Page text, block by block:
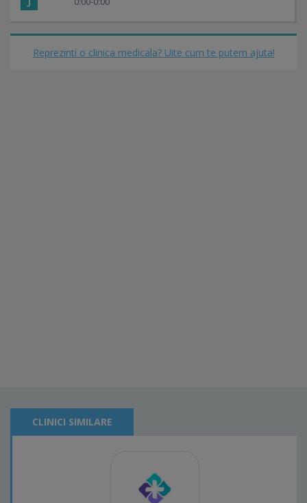
Reprezinti o clinica medicala? Uite cum te putem ajuta!
CLINICI SIMILARE